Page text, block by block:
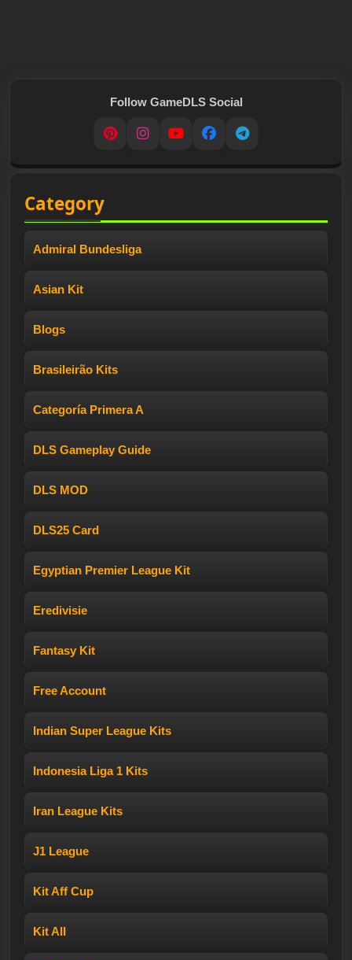
Follow GameDLS Social
PinterestInstagram
YouTubeFacebookTelegram
Category
Admiral Bundesliga
Asian Kit
Blogs
Brasileirão Kits
Categoría Primera A
DLS Gameplay Guide
DLS MOD
DLS25 Card
Egyptian Premier League Kit
Eredivisie
Fantasy Kit
Free Account
Indian Super League Kits
Indonesia Liga 1 Kits
Iran League Kits
J1 League
Kit Aff Cup
Kit All